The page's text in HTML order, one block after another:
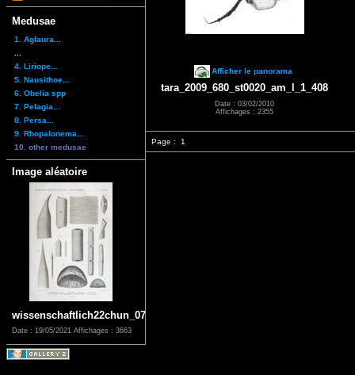
Medusae
1. Aglaura...
4. Liriope...
5. Nausithoe...
6. Obelia spp
7. Pelagia...
8. Persa...
9. Rhopalonema...
10. other medusae
Image aléatoire
wissenschaftlich22chun_0723
Date : 19/05/2021 Affichages : 3663
Afficher le panorama
tara_2009_680_st0020_am_l_1_408
Date : 03/02/2010
Affichages : 2355
Page : 1